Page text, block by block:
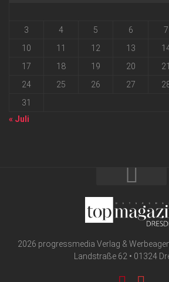
3
4 5 6 7
10
11 12 13
17
18 19 20 21
24
25 26 27
31
« Juli
2026 progressmedia Verlag &
Landstraße 62 • 01324